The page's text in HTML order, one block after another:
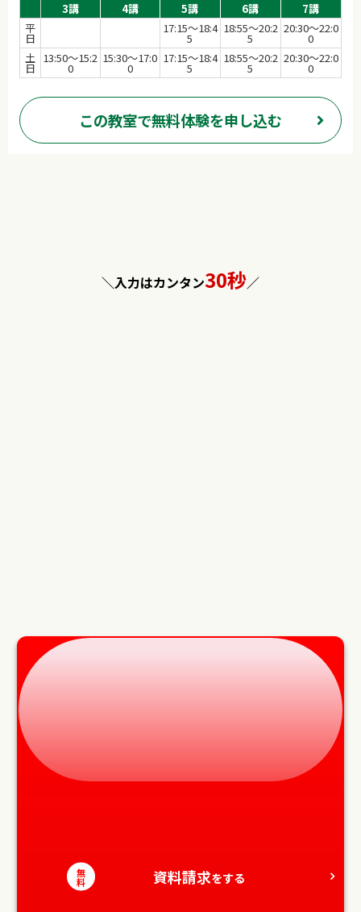
3講 4講 5講 6講
7講
平
日
17:15～18:4
5
18:55～20:2
5
20:30～22:0
0
土
日
13:50～15:2
0
15:30～17:0
0
17:15～18:4
5
18:55～20:2
5
20:30～22:0
0
この教室で無料体験を申し込む
＼入力はカンタン30秒／
無
料 資料請求をする